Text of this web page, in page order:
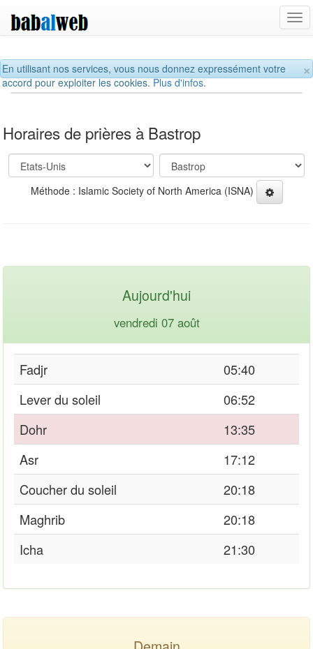
×
En utilisant nos services, vous nous donnez expressément votre
accord pour exploiter les cookies.Plus d'infos.
Horaires de prières à Bastrop
Méthode : Islamic Society of North America (ISNA)
Aujourd'hui
vendredi 07 août
Fadjr
05:40
Lever du soleil
06:52
Dohr
13:35
Asr
17:12
Coucher du soleil
20:18
Maghrib
20:18
Icha
21:30